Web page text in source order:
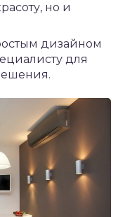
но и
дизайном
для